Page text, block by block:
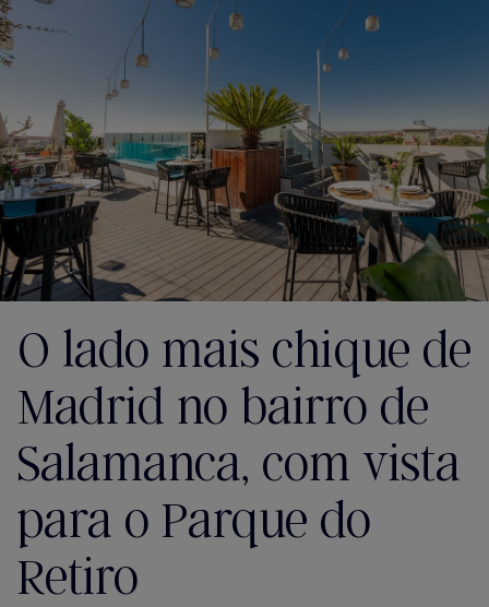
O lado mais chique de
Madrid no bairro de
Salamanca, com vista
para o Parque do
Retiro